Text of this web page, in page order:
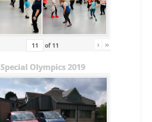
of 11 › »
Special Olympics 2019